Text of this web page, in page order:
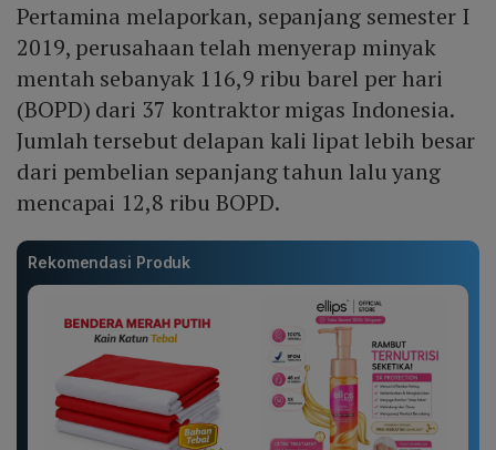
Pertamina melaporkan, sepanjang semester I
2019, perusahaan telah menyerap minyak
mentah sebanyak 116,9 ribu barel per hari
(BOPD) dari 37 kontraktor migas Indonesia.
Jumlah tersebut delapan kali lipat lebih besar
dari pembelian sepanjang tahun lalu yang
mencapai 12,8 ribu BOPD.
Rekomendasi Produk